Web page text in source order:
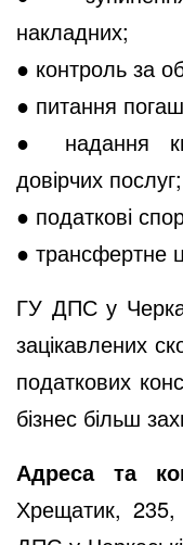
накладних;
● контроль за
● питання
● надання
довірчих послуг;
● податкові
● трансфертне
ГУ ДПС у
зацікавлених
податкових
бізнес більш
Адреса та
Хрещатик, 235,